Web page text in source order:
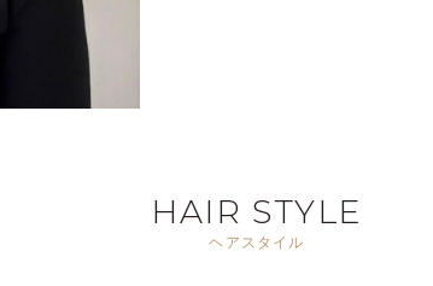
HAIR STYLE
ヘアスタイル